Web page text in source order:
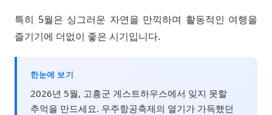
특히 5월은 싱그러운 자연을 만끽하며 활동적인 여행을
즐기기에 더없이 좋은 시기입니다.
한눈에 보기
2026년 5월, 고흥군 게스트하우스에서 잊지 못할
추억을 만드세요. 우주항공축제의 열기가 가득했던